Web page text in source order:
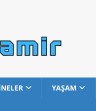
YAŞAM